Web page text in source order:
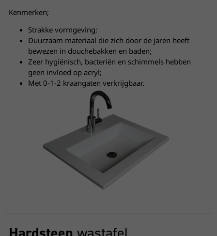
Kenmerken;
Strakke vormgeving;
Duurzaam materiaal die zich door de jaren heeft
bewezen in douchebakken en baden;
Zeer hygiënisch, bacteriën en schimmels hebben
geen invloed op acryl;
Met 0-1-2 kraangaten verkrijgbaar.